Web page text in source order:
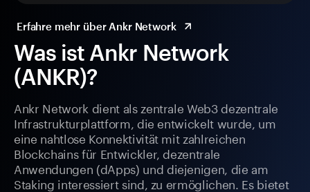
Was ist Ankr Network
(ANKR)?
Ankr Network dient als zentrale Web3 dezentrale
Infrastrukturplattform, die entwickelt wurde, um
eine nahtlose Konnektivität mit zahlreichen
Blockchains für Entwickler, dezentrale
Anwendungen (dApps) und diejenigen, die am
Staking interessiert sind, zu ermöglichen. Es bietet
Erfahre mehr über Ankr Network